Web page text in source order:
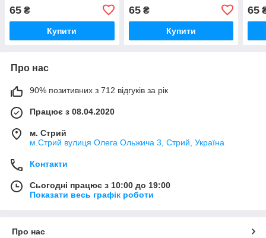
65 ₴
Купити
65₴
Купити
65
Про нас
90% позитивних з 712 відгуків за рік
Працює з 08.04.2020
м. Стрий
м.Стрий вулиця Олега Ольжича 3, Стрий, Україна
Контакти
Сьогодні працює з 10:00 до 19:00
Показати весь графік роботи
Про нас